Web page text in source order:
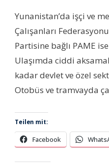
Yunanistan’da işçi ve
Çalışanları
Partisine bağlı PAME
Ulaşımda ciddi
kadar devlet ve özel
Otobüs ve tramvayda
Teilen mit:
Facebook